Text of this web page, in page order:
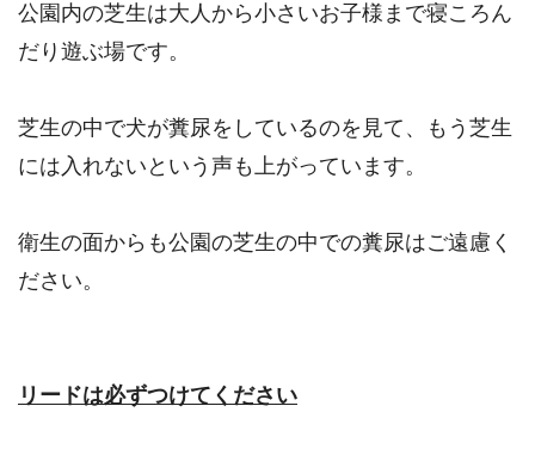
公園内の芝生は大人から小さいお子様まで寝ころん
だり遊ぶ場です。
芝生の中で犬が糞尿をしているのを見て、もう芝生
には入れないという声も上がっています。
衛生の面からも公園の芝生の中での糞尿はご遠慮く
ださい。
リードは必ずつけてください